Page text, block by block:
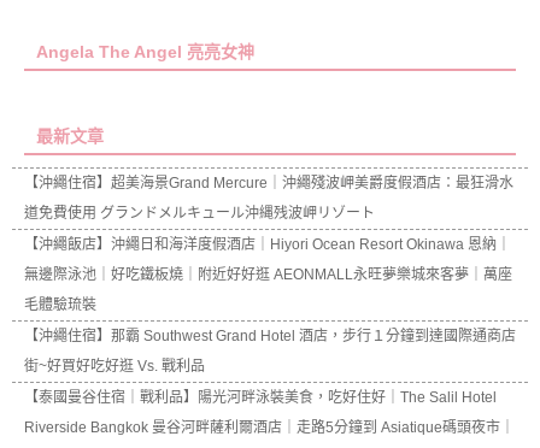
Angela The Angel 亮亮女神
最新文章
【沖繩住宿】超美海景Grand Mercure｜沖繩殘波岬美爵度假酒店：最狂滑水
道免費使用 グランドメルキュール沖縄残波岬リゾート
【沖繩飯店】沖繩日和海洋度假酒店｜Hiyori Ocean Resort Okinawa 恩納｜
無邊際泳池｜好吃鐵板燒｜附近好好逛 AEONMALL永旺夢樂城來客夢｜萬座
毛體驗琉裝
【沖繩住宿】那霸 Southwest Grand Hotel 酒店，步行１分鐘到達國際通商店
街~好買好吃好逛 Vs. 戰利品
【泰國曼谷住宿｜戰利品】陽光河畔泳裝美食，吃好住好｜The Salil Hotel
Riverside Bangkok 曼谷河畔薩利爾酒店｜走路5分鐘到 Asiatique碼頭夜市｜